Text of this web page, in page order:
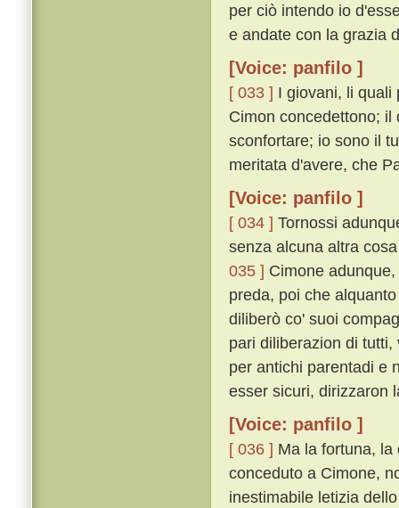
per ciò intendo io
e andate con la grazia
[Voice: panfilo ]
[ 033 ] I giovani, li quali
Cimon concedettono; il
sconfortare; io sono il
meritata d'avere, che
[Voice: panfilo ]
[ 034 ] Tornossi
senza alcuna altra
035 ] Cimone
preda, poi che
diliberò co' suoi
pari diliberazion di
per antichi parentadi e
esser sicuri, dirizzaron
[Voice: panfilo ]
[ 036 ] Ma la fortuna,
conceduto a Cimone,
inestimabile letizia